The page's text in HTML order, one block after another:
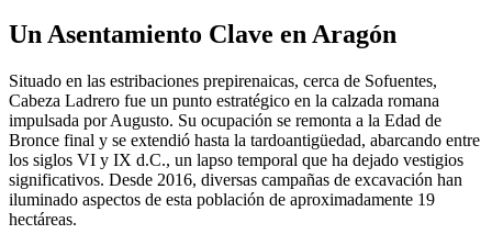
Un Asentamiento Clave en Aragón
Situado en las estribaciones prepirenaicas, cerca de Sofuentes,
Cabeza Ladrero fue un punto estratégico en la calzada romana
impulsada por Augusto. Su ocupación se remonta a la Edad de
Bronce final y se extendió hasta la tardoantigüedad, abarcando entre
los siglos VI y IX d.C., un lapso temporal que ha dejado vestigios
significativos. Desde 2016, diversas campañas de excavación han
iluminado aspectos de esta población de aproximadamente 19
hectáreas.